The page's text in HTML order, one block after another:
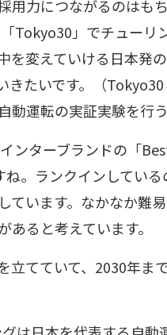
用力につながるのはも
Tokyo30」でチューリ
を変えていける日本発
きたいです。（
動運転の実証実験を行
ンターブランドの「
ね。ランクインしてい
ています。なかなか難
ると考えています。
立てていて、2030年ま